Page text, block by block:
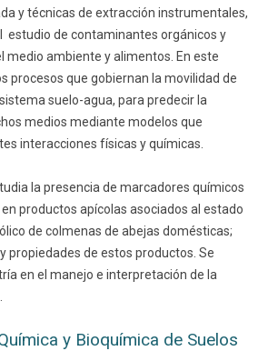
y técnicas de extracción instrumentales,
estudio de contaminantes orgánicos y
medio ambiente y alimentos. En este
procesos que gobiernan la movilidad de
suelo-agua, para predecir la
medios mediante modelos que
interacciones físicas y químicas.
la presencia de marcadores químicos
productos apícolas asociados al estado
de colmenas de abejas domésticas;
propiedades de estos productos. Se
en el manejo e interpretación de la
y Bioquímica de Suelos